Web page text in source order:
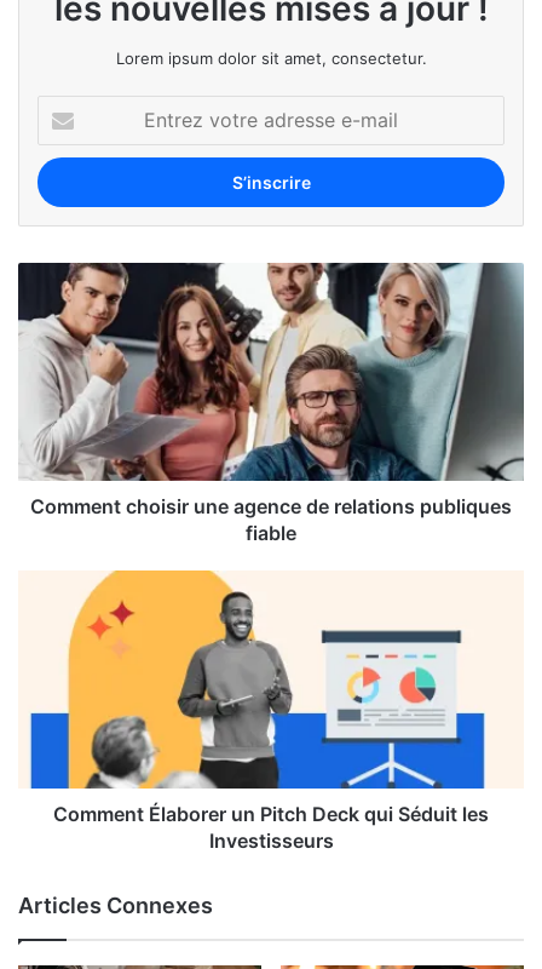
Lorem ipsum dolor sit amet, consectetur.
Comment choisir une agence de relations publiques
fiable
Comment Élaborer un Pitch Deck qui Séduit les
Investisseurs
Articles Connexes